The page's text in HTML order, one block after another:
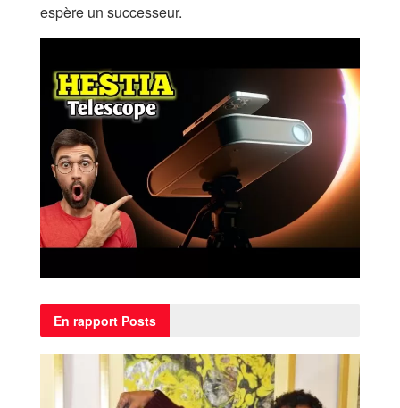
espère un successeur.
En rapport Posts